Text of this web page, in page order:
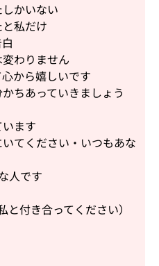
かいない
私だけ
わりません
から嬉しいです
ちあっていきましょう
ます
てください・いつもあな
人です
付き合ってください）